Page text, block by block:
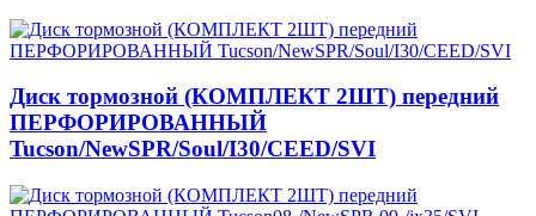
Диск тормозной (КОМПЛЕКТ 2ШТ) передний
ПЕРФОРИРОВАННЫЙ
Tucson/NewSPR/Soul/I30/CEED/SVI